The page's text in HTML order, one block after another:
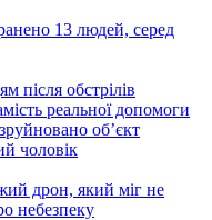
13 людей, серед
після обстрілів
реальної допомоги
об’єкт
чоловік
дрон, який міг не
небезпеку